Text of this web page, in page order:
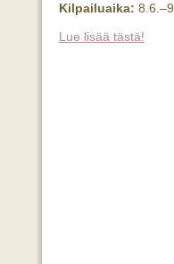
Kilpailuaika:
Lue lisää tästä!